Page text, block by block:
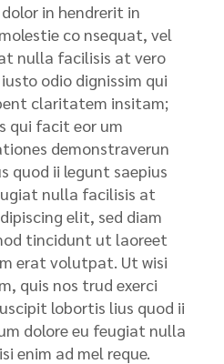
in hendrerit in
co nsequat, vel
nulla facilisis at vero
odio dignissim qui
claritatem insitam;
qui facit eor um
demonstraverun
quod ii legunt saepius
nulla facilisis at
elit, sed diam
tincidunt ut laoreet
erat volutpat. Ut wisi
quis nos trud exerci
lobortis lius quod ii
dolore eu feugiat nulla
enim ad mel reque.